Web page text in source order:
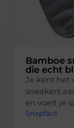
Bamboe
die echt
Je kent het
sneakers
en voelt je
Snapfact